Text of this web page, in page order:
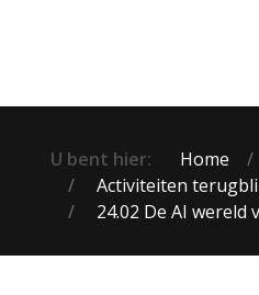
U bent hier: Home
Activiteiten
24.02 De AI wereld